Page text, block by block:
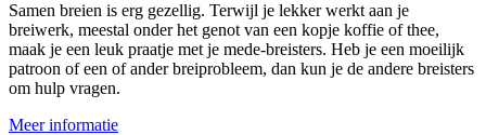
Samen breien is erg gezellig. Terwijl je lekker werkt aan je
breiwerk, meestal onder het genot van een kopje koffie of thee,
maak je een leuk praatje met je mede-breisters. Heb je een moeilijk
patroon of een of ander breiprobleem, dan kun je de andere breisters
om hulp vragen.
Meer informatie